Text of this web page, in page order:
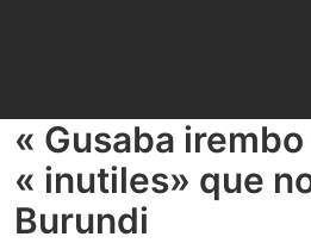
article
comment
count
« Gusaba
« inutiles» que
Burundi